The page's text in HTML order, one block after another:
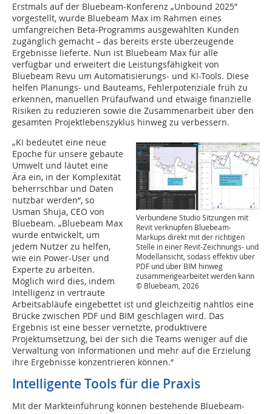
Erstmals auf der Bluebeam-Konferenz „Unbound 2025”
vorgestellt, wurde Bluebeam Max im Rahmen eines
umfangreichen Beta-Programms ausgewählten Kunden
zugänglich gemacht – das bereits erste überzeugende
Ergebnisse lieferte. Nun ist Bluebeam Max für alle
verfügbar und erweitert die Leistungsfähigkeit von
Bluebeam Revu um Automatisierungs- und KI-Tools. Diese
helfen Planungs- und Bauteams, Fehlerpotenziale früh zu
erkennen, manuellen Prüfaufwand und etwaige finanzielle
Risiken zu reduzieren sowie die Zusammenarbeit über den
gesamten Projektlebenszyklus hinweg zu verbessern.
Verbundene Studio Sitzungen mit
Revit verknüpfen Bluebeam-
Markups direkt mit der richtigen
Stelle in einer Revit-Zeichnungs- und
Modellansicht, sodass effektiv über
PDF und über BIM hinweg
zusammengearbeitet werden kann
© Bluebeam, 2026
„KI bedeutet eine neue
Epoche für unsere gebaute
Umwelt und läutet eine
Ära ein, in der Komplexität
beherrschbar und Daten
nutzbar werden“, so
Usman Shuja, CEO von
Bluebeam. „Bluebeam Max
wurde entwickelt, um
jedem Nutzer zu helfen,
wie ein Power-User und
Experte zu arbeiten.
Möglich wird dies, indem
Intelligenz in vertraute
Arbeitsabläufe eingebettet ist und gleichzeitig nahtlos eine
Brücke zwischen PDF und BIM geschlagen wird. Das
Ergebnis ist eine besser vernetzte, produktivere
Projektumsetzung, bei der sich die Teams weniger auf die
Verwaltung von Informationen und mehr auf die Erzielung
ihre Ergebnisse konzentrieren können.“
Intelligente Tools für die Praxis
Mit der Markteinführung können bestehende Bluebeam-